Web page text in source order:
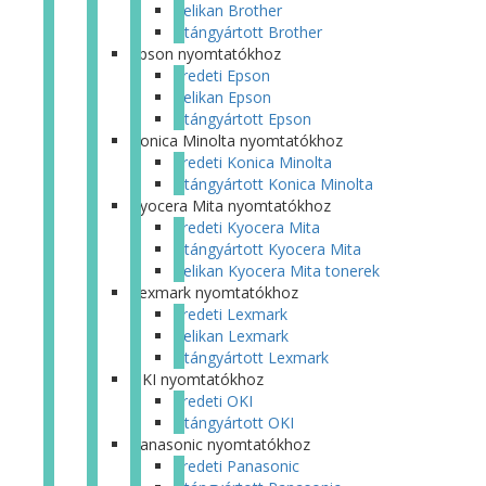
Pelikan Brother
Utángyártott Brother
Epson nyomtatókhoz
Eredeti Epson
Pelikan Epson
Utángyártott Epson
Konica Minolta nyomtatókhoz
Eredeti Konica Minolta
Utángyártott Konica Minolta
Kyocera Mita nyomtatókhoz
Eredeti Kyocera Mita
Utángyártott Kyocera Mita
Pelikan Kyocera Mita tonerek
Lexmark nyomtatókhoz
Eredeti Lexmark
Pelikan Lexmark
Utángyártott Lexmark
OKI nyomtatókhoz
Eredeti OKI
Utángyártott OKI
Panasonic nyomtatókhoz
Eredeti Panasonic